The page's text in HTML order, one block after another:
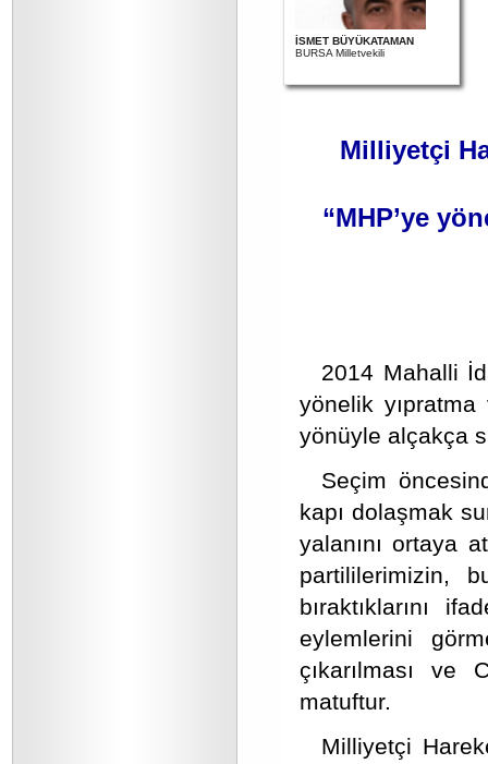
İSMET BÜYÜKATAMAN
BURSA Milletvekili
Milliyetçi
“MHP’ye
2014 Mahalli
yönelik
yönüyle alçakça
Seçim
kapı dolaşmak
yalanını ortaya
partililerimizin,
bıraktıklarını
eylemlerini
çıkarılması
matuftur.
Milliyetçi